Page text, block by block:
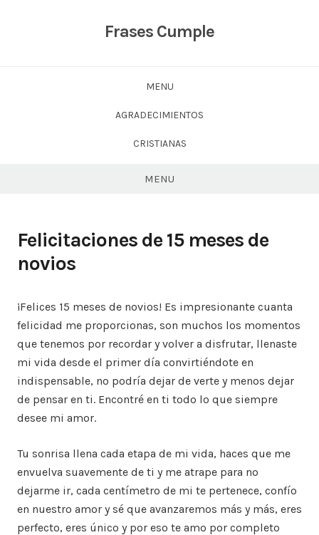
Frases Cumple
MENU
AGRADECIMIENTOS
CRISTIANAS
MENU
Felicitaciones de 15 meses de
novios
¡Felices 15 meses de novios! Es impresionante cuanta
felicidad me proporcionas, son muchos los momentos
que tenemos por recordar y volver a disfrutar, llenaste
mi vida desde el primer día convirtiéndote en
indispensable, no podría dejar de verte y menos dejar
de pensar en ti. Encontré en ti todo lo que siempre
desee mi amor.
Tu sonrisa llena cada etapa de mi vida, haces que me
envuelva suavemente de ti y me atrape para no
dejarme ir, cada centímetro de mi te pertenece, confío
en nuestro amor y sé que avanzaremos más y más, eres
perfecto, eres único y por eso te amo por completo